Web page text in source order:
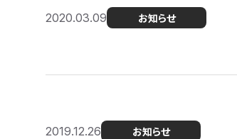
2020.03.09 お知らせ
2019.12.26 お知らせ